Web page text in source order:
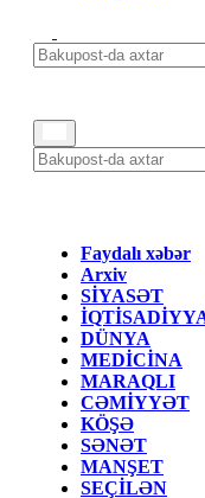
Faydalı xəbər
Arxiv
SİYASƏT
DÜNYA
MEDİCİNA
MARAQLI
CƏMİYYƏT
KÖŞƏ
SƏNƏT
MANŞET
SEÇİLƏN